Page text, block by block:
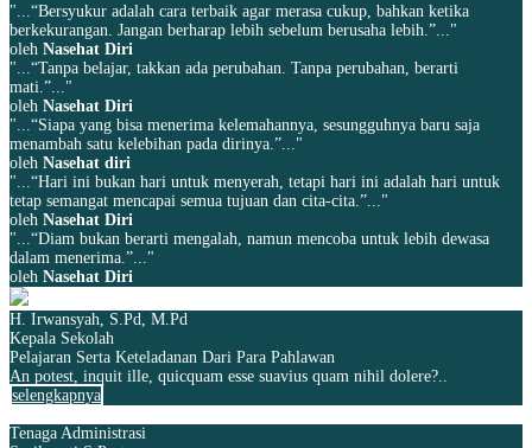
"...“Bersyukur adalah cara terbaik agar merasa cukup, bahkan ketika
berkekurangan. Jangan berharap lebih sebelum berusaha lebih.”..."
oleh Nasehat Diri
"...“Tanpa belajar, takkan ada perubahan. Tanpa perubahan, berarti
mati.”..."
oleh Nasehat Diri
"...“Siapa yang bisa menerima kelemahannya, sesungguhnya baru saja
menambah satu kelebihan pada dirinya.”..."
oleh Nasehat diri
"...“Hari ini bukan hari untuk menyerah, tetapi hari ini adalah hari untuk
tetap semangat mencapai semua tujuan dan cita-cita.”..."
oleh Nasehat Diri
"...“Diam bukan berarti mengalah, namun mencoba untuk lebih dewasa
dalam menerima.”..."
oleh Nasehat Diri
H. Irwansyah, S.Pd, M.Pd
Kepala Sekolah
Pelajaran Serta Keteladanan Dari Para Pahlawan
An potest, inquit ille, quicquam esse suavius quam nihil dolere?..
selengkapnya
Tenaga Administrasi